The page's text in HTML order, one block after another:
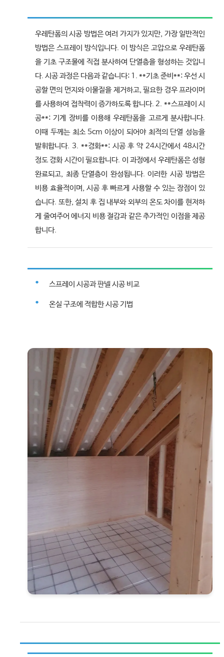
우레탄폼의 시공 방법은 여러 가지가 있지만, 가장 일반적인
방법은 스프레이 방식입니다. 이 방식은 고압으로 우레탄폼
을 기초 구조물에 직접 분사하여 단열층을 형성하는 것입니
다. 시공 과정은 다음과 같습니다: 1. **기초 준비**: 우선 시
공할 면의 먼지와 이물질을 제거하고, 필요한 경우 프라이머
를 사용하여 접착력이 증가하도록 합니다. 2. **스프레이 시
공**: 기계 장비를 이용해 우레탄폼을 고르게 분사합니다.
이때 두께는 최소 5cm 이상이 되어야 최적의 단열 성능을
발휘합니다. 3. **경화**: 시공 후 약 24시간에서 48시간
정도 경화 시간이 필요합니다. 이 과정에서 우레탄폼은 성형
완료되고, 최종 단열층이 완성됩니다. 이러한 시공 방법은
비용 효율적이며, 시공 후 빠르게 사용할 수 있는 장점이 있
습니다. 또한, 설치 후 집 내부와 외부의 온도 차이를 현저하
게 줄여주어 에너지 비용 절감과 같은 추가적인 이점을 제공
합니다.
스프레이 시공과 판넬 시공 비교
온실 구조에 적합한 시공 기법